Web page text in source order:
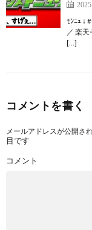
ﾓﾝﾆｭ ↓
／ 楽
[…]
コメントを書く
メールアドレスが公開さ
目です
コメント